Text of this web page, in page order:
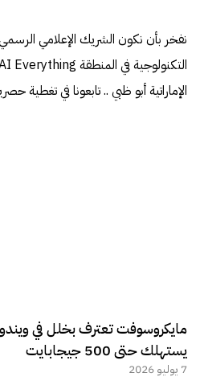
نفخر بأن نكون الشريك الإعلامي الرسمي
الإماراتية أبو ظبي .. تابعونا في تغطية
يستهلك حتى 500 جيجابايت
7 يوليو 2026